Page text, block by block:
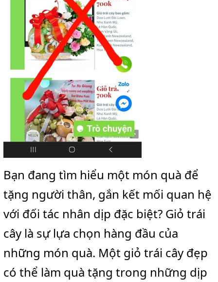
Bạn đang tìm hiểu một món quà để
tặng người thân, gắn kết mối quan hệ
với đối tác nhân dịp đặc biệt? Giỏ trái
cây là sự lựa chọn hàng đầu của
những món quà. Một giỏ trái cây đẹp
có thể làm quà tặng trong những dịp